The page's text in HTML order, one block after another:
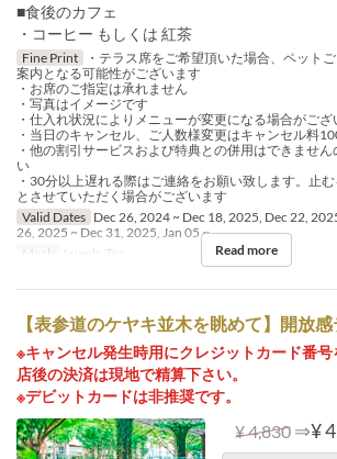
■食後のカフェ
・コーヒー もしくは 紅茶
Fine Print
・テラス席をご希望頂いた場合、ペット
案内となる可能性がございます
・お席のご指定は承れません
・写真はイメージです
・仕入れ状況によりメニューが変更になる場合がござ
・当日のキャンセル、ご人数様変更はキャンセル料
・他の割引サービスおよび特典との併用はできませ
い
・30分以上遅れる際はご連絡をお願い致します。止
とさせていただく場合がございます
Valid Dates Dec 26, 2024 ~ Dec 18, 2025, Dec 22,
26, 2025 ~ Dec 31, 2025, Jan 05 ~
Meals
Lunch, Tea Read more
【表参道のケヤキ並木を眺めて】開放
※キャンセル発生時用にクレジットカード番
店後の決済は現地で精算下さい。
※デビットカードは非推奨です。
¥ 4,830 ⇒¥